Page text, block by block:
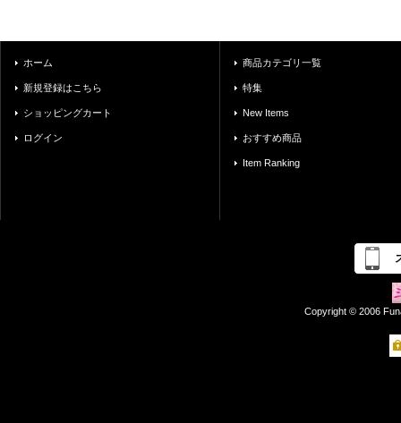
ホーム
新規登録はこちら
ショッピングカート
ログイン
商品カテゴリ一覧
特集
New Items
おすすめ商品
Item Ranking
Copyright © 2006